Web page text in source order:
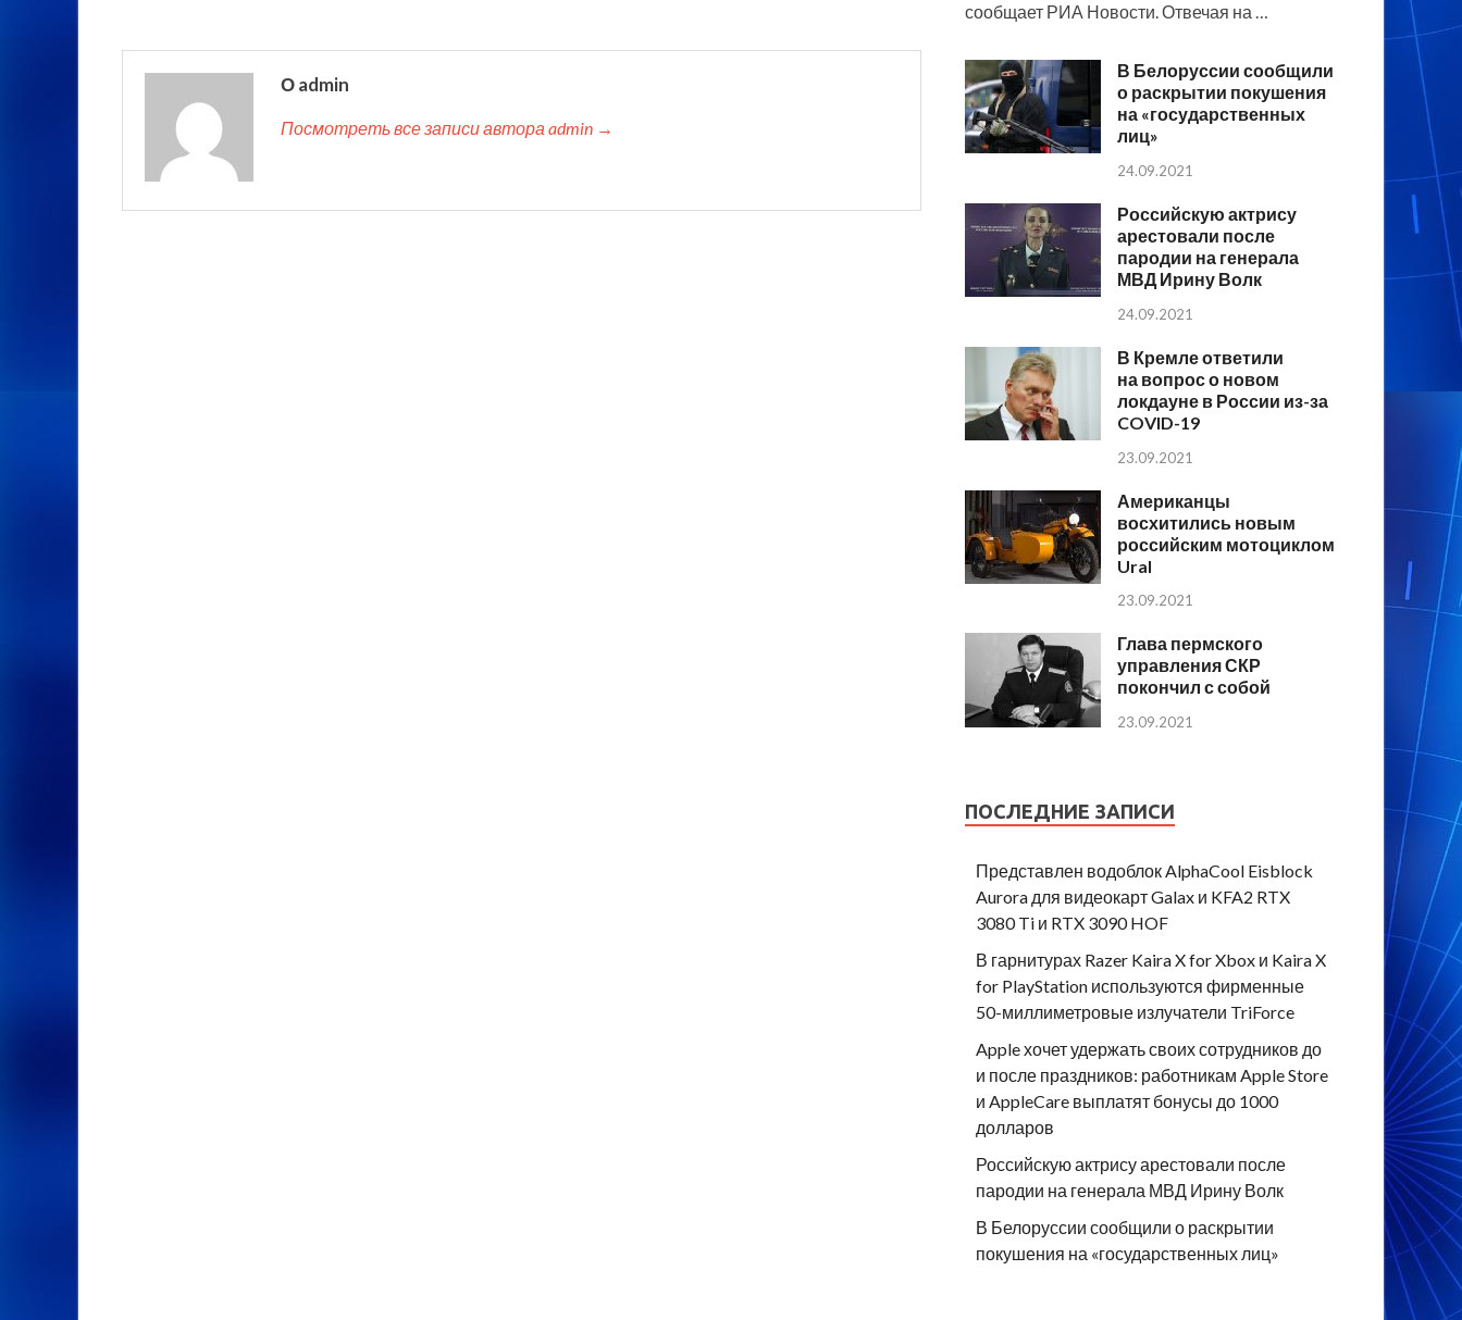
О admin
Посмотреть все записи автора admin →
сообщает РИА Новости. Отвечая на …
В Белоруссии сообщили
о раскрытии покушения
на «государственных
лиц»
24.09.2021
Российскую актрису
арестовали после
пародии на генерала
МВД Ирину Волк
24.09.2021
В Кремле ответили
на вопрос о новом
локдауне в России из-за
COVID-19
23.09.2021
Американцы
восхитились новым
российским мотоциклом
Ural
23.09.2021
Глава пермского
управления СКР
покончил с собой
23.09.2021
ПОСЛЕДНИЕ ЗАПИСИ
Представлен водоблок AlphaCool Eisblock
Aurora для видеокарт Galax и KFA2 RTX
3080 Ti и RTX 3090 HOF
В гарнитурах Razer Kaira X for Xbox и Kaira X
for PlayStation используются фирменные
50-миллиметровые излучатели TriForce
Apple хочет удержать своих сотрудников до
и после праздников: работникам Apple Store
и AppleCare выплатят бонусы до 1000
долларов
Российскую актрису арестовали после
пародии на генерала МВД Ирину Волк
В Белоруссии сообщили о раскрытии
покушения на «государственных лиц»